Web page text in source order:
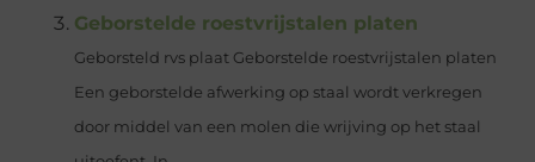
Geborstelde roestvrijstalen platen
Geborsteld rvs plaat Geborstelde roestvrijstalen platen
Een geborstelde afwerking op staal wordt verkregen
door middel van een molen die wrijving op het staal